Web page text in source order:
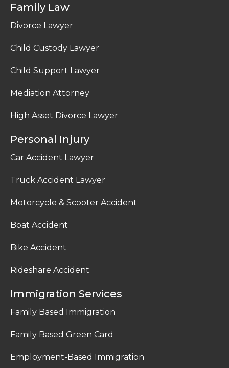
Family Law
Divorce Lawyer
Child Custody Lawyer
Child Support Lawyer
Mediation Attorney
High Asset Divorce Lawyer
Personal Injury
Car Accident Lawyer
Truck Accident Lawyer
Motorcycle & Scooter Accident
Boat Accident
Bike Accident
Rideshare Accident
Immigration Services
Family Based Immigration
Family Based Green Card
Employment-Based Immigration